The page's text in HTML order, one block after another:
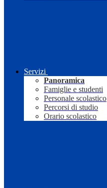
Servizi
Panoramica
Famiglie e studenti
Personale scolastico
Percorsi di studio
Orario scolastico